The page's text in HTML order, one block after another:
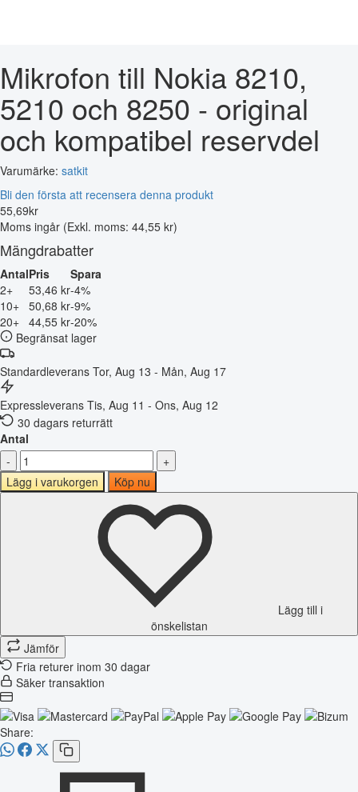
Mikrofon till Nokia 8210,
5210 och 8250 - original
och kompatibel reservdel
Varumärke: satkit
Bli den första att recensera denna produkt
55,69kr
Moms ingår (Exkl. moms: 44,55 kr)
Mängdrabatter
AntalPris
Spara
2+
53,46 kr-4%
10+ 50,68 kr-9%
20+ 44,55 kr-20%
Begränsat lager
Standardleverans Tor, Aug 13 - Mån, Aug 17
Expressleverans Tis, Aug 11 - Ons, Aug 12
30 dagars returrätt
Antal
-
+
Lägg i varukorgen
Köp nu
Lägg till i
önskelistan
Jämför
Fria returer inom 30 dagar
Säker transaktion
Share: